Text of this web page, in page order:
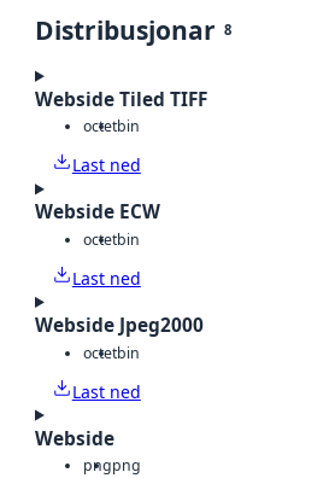
Distribusjonar 8
Webside Tiled TIFF
octetbin
Last ned
Webside ECW
octetbin
Last ned
Webside Jpeg2000
octetbin
Last ned
Webside
pngpng